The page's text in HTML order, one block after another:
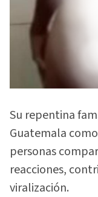
Su repentina
Guatemala
personas
reacciones,
viralización.